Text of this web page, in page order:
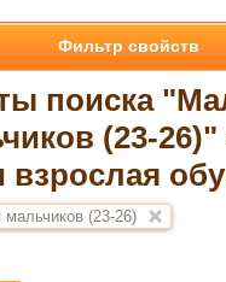
поиска
(23-
взрослая
(23-26)
Фильтр свойств